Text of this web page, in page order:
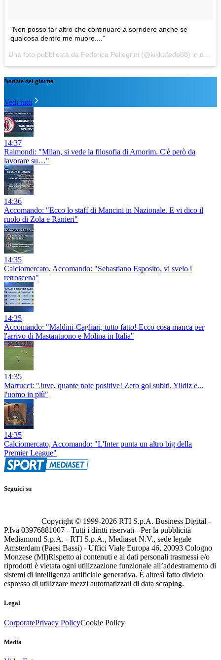
"Non posso far altro che continuare a sorridere anche se
qualcosa dentro me muore...."
Notizie del giorno
Vedi tutti
14:37
Raimondi: "Milan, si vede la filosofia di Amorim. C'è però da
lavorare su…"
14:36
Accomando: "Ecco lo staff di Mancini in Nazionale. E vi dico il
ruolo di Zola e Ranieri"
14:35
Calciomercato, Accomando: "Sebastiano Esposito, vi svelo i
retroscena"
14:35
Accomando: "Maldini-Cagliari, tutto fatto! Ecco cosa manca per
l'arrivo di Mastantuono e Molina in Italia"
14:35
Marrucci: "Juve, quante note positive! Zero gol subiti, Yildiz e...
l'uomo in più"
14:35
Calciomercato, Accomando: "L'Inter punta un altro big della
Premier League"
Seguici su
Copyright © 1999-2026 RTI S.p.A. Business Digital -
P.Iva 03976881007 - Tutti i diritti riservati - Per la pubblicità
Mediamond S.p.A. - RTI S.p.A., Mediaset N.V., sede legale
Amsterdam (Paesi Bassi) - Uffici Viale Europa 46, 20093 Cologno
Monzese (MI)Rispetto ai contenuti e ai dati personali trasmessi e/o
riprodotti è vietata ogni utilizzazione funzionale all’addestramento di
sistemi di intelligenza artificiale generativa. È altresì fatto divieto
espresso di utilizzare mezzi automatizzati di data scraping.
Legal
CorporatePrivacy PolicyCookie Policy
Media